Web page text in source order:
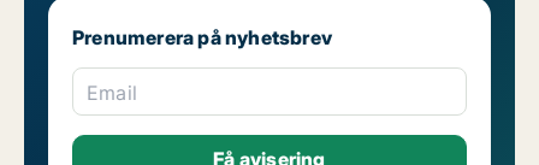
Prenumerera på nyhetsbrev
Email